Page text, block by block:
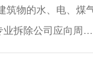
迁安荃是首要任务
相邻，间隙一般较
筑物的水、电、煤
拆除公司应向周围
除危险区域设置警